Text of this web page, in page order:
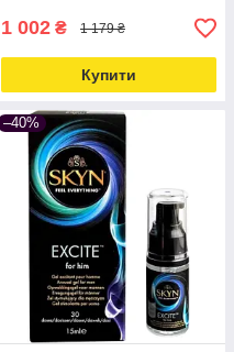
1 002 ₴ 1 179 ₴
Купити
–40%